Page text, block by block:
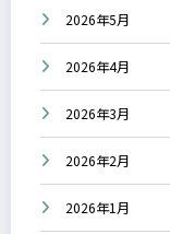
2026年5月
2026年4月
2026年3月
2026年2月
2026年1月